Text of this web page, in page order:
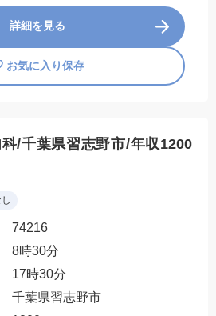
詳細を見る
お気に入り保存
科/千葉県習志野市/年収1200
74216
8時30分
17時30分
千葉県習志野市